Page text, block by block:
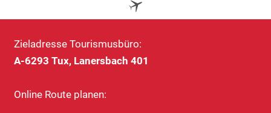
Zieladresse Tourismusbüro:
A-6293 Tux, Lanersbach 401
Online Route planen: